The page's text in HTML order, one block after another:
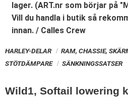
lager. (ART.nr som börjar på
Vill du handla i butik så
innan. / Calles Crew
HARLEY-DELAR RAM, CHASSIE,
STÖTDÄMPARE
SÄNKNINGSSATSER
Wild1, Softail lowering